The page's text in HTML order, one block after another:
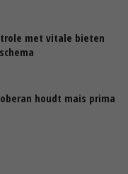
met vitale bieten
houdt mais prima